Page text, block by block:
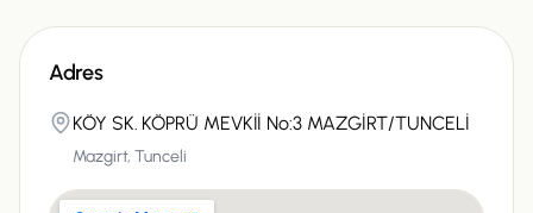
Adres
KÖY SK. KÖPRÜ MEVKİİ No:3 MAZGİRT/TUNCELİ
Mazgirt,Tunceli